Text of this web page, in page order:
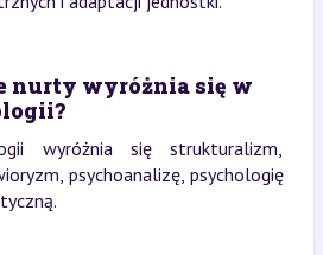
nurty wyróżnia się w
wyróżnia się strukturalizm,
psychoanalizę, psychologię